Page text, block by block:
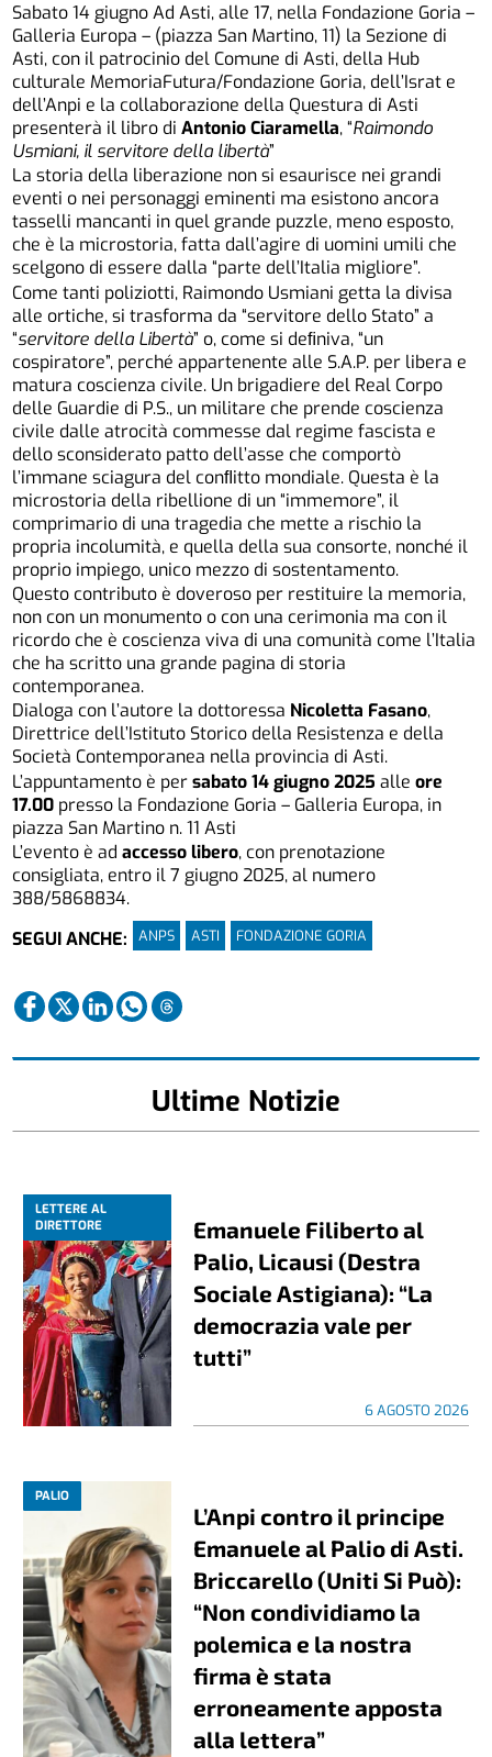
Sabato 14 giugno Ad Asti, alle 17, nella Fondazione Goria –
Galleria Europa – (piazza San Martino, 11) la Sezione di
Asti, con il patrocinio del Comune di Asti, della Hub
culturale MemoriaFutura/Fondazione Goria, dell’Israt e
dell’Anpi e la collaborazione della Questura di Asti
presenterà il libro diAntonio Ciaramella, “Raimondo
Usmiani, il servitore della libertà”
La storia della liberazione non si esaurisce nei grandi
eventi o nei personaggi eminenti ma esistono ancora
tasselli mancanti in quel grande puzzle, meno esposto,
che è la microstoria, fatta dall’agire di uomini umili che
scelgono di essere dalla “parte dell’Italia migliore”.
Come tanti poliziotti, Raimondo Usmiani getta la divisa
alle ortiche, si trasforma da “servitore dello Stato” a
“servitore della Libertà” o, come si deﬁniva, “un
cospiratore”, perché appartenente alle S.A.P. per libera e
matura coscienza civile. Un brigadiere del Real Corpo
delle Guardie di P.S., un militare che prende coscienza
civile dalle atrocità commesse dal regime fascista e
dello sconsiderato patto dell’asse che comportò
l’immane sciagura del conﬂitto mondiale. Questa è la
microstoria della ribellione di un “immemore”, il
comprimario di una tragedia che mette a rischio la
propria incolumità, e quella della sua consorte, nonché il
proprio impiego, unico mezzo di sostentamento.
Questo contributo è doveroso per restituire la memoria,
non con un monumento o con una cerimonia ma con il
ricordo che è coscienza viva di una comunità come l’Italia
che ha scritto una grande pagina di storia
contemporanea.
Dialoga con l’autore la dottoressa Nicoletta Fasano,
Direttrice dell’Istituto Storico della Resistenza e della
Società Contemporanea nella provincia di Asti.
L’appuntamento è persabato 14 giugno 2025 alleore
17.00 presso la Fondazione Goria – Galleria Europa, in
piazza San Martino n. 11 Asti
L’evento è adaccessolibero, con prenotazione
consigliata, entro il 7 giugno 2025, al numero
388/5868834.
SEGUI ANCHE:
ANPS ASTI FONDAZIONE GORIA
Ultime Notizie
LETTERE AL
DIRETTORE
Emanuele Filiberto al
Palio, Licausi (Destra
Sociale Astigiana): “La
democrazia vale per
tutti”
6 AGOSTO 2026
PALIO
L’Anpi contro il principe
Emanuele al Palio di Asti.
Briccarello (Uniti Si Può):
“Non condividiamo la
polemica e la nostra
firma è stata
erroneamente apposta
alla lettera”